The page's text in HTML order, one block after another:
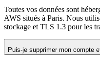
Toutes vos données sont
AWS situés à Paris. Nous
stockage et TLS 1.3 pour les
Puis-je supprimer mon compte